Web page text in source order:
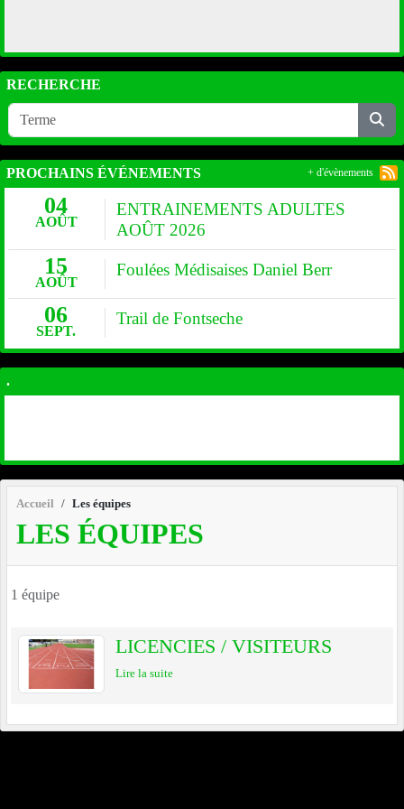
Accueil Les équipes
LES ÉQUIPES
1 équipe
LICENCIES / VISITEURS
Lire la suite
RECHERCHE
PROCHAINS ÉVÉNEMENTS
04
AOÛT
ENTRAINEMENTS ADULTES
AOÛT 2026
15
AOÛT
Foulées Médisaises Daniel Berr
06
SEPT.
Trail de Fontseche
+ d'évènements
.